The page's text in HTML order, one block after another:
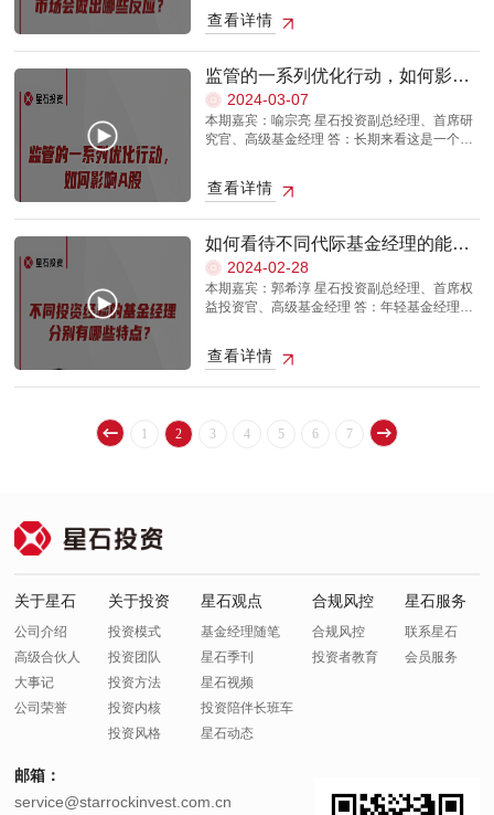
究去挖掘股票，做好应对。在新的经济复苏周
期中，顺周期的优质成长股会迎来第二轮更为
猛烈的修复，来自于基本面和估值共振的行
情，这种行情常常会更持续，也更利于优秀的
机构投资者做出超额收益。当下是股市波动加
剧的一个阶段，一方面是因为增量流动性涌
入，一方面是因为经济基本面并没有跟上，政
策还在陆续落地之中。在预期先行、基本面滞
性加大，这是合理现象。总的来说，这次政策
是一个比较大的转向，我们认为第二阶段的上
涨是大概率会出现的，这需要看到新的经济周
期启动，看到通胀的温和回升。本视频中的信
息、观点等均不构成对任何人的投资建议，也
不作为任何法律文件，市场有风险，投资需谨
慎。
概率将会迎来经济基本面修复推动的第二阶
段。经济复苏一旦实现，股市新的驱动力就形
成了，优质成长股有望迎来戴维斯双击的机
会。现在这些优质成长股的业绩表现还没有跟
上，等到业绩兑现，这些优质成长股的估值会
出现相应的降低，双击的空间也就打开了。本
视频中的信息、观点等均不构成对任何人的投
资建议，也不作为任何法律文件，市场有风
比会好一些。这类资产上涨可能需要等待一个
信号，比如春节假期里大家能感受到经济的一
出经济的好转，但这个信号可能还不够强。但
由于这些资产的成长溢价已经杀得差不多了，
我们认为这个位置上这些资产的收益风险比和
投资性价比是比较高的。 本视频中的信息、观
点等均不构成对任何人的投资建议，也不作为
美国经济的压力就越重。所以可以打这么一个
的降息幅度应该是一定的，所以如果美联储迟
迟不降息，那么未来的降息速度会很快。而如
果现在就降息的话，未来的降息速度可能就会
慢一点。但是累计降息的幅度其实是不变的，
只是降息的节奏会有所不同。对于目前的 A股
看国内宏观经济自身的情况。虽然美联储的货
币政策在一定程度上影响了国内货币政策调整
大。 本视频中的信息、观点等均不构成对任何
人的投资建议，也不作为任何法律文件，市场
有风险，投资需谨慎。
查看详情
监管的一系列优化行动，如何影响
A股？2024-03-07
本期嘉宾：喻宗亮 星石投资副总经理、首席研
究官、高级基金经理 答：长期来看这是一个比
看，A股还是一个以融资为主导的市场，特点就
多。上市定价比较高，意味着中小投资者不容
易赚到钱；如果出现增发，对于中小投资者而
言，他们的股份也是被摊薄的，所以投资体验
可能不是那么好。表现为股价是高波动的，但
是长期回报看起来却没那么高。从春节前监管
会从注重融资转为注重投资。过去的时候，我
们经济发展更加注重投资，那么现在是不是应
股价上涨稳定性增加后，投资者的收入会有一
些提升，也是能够拉动一些消费的，这也和我
查看详情
如何看待不同代际基金经理的能力
圈？2024-02-28
本期嘉宾：郭希淳 星石投资副总经理、首席权
益投资官、高级基金经理 答：年轻基金经理精
基金经理如果没有经历一个完整的牛熊周期考
样的一个情况，一些拥抱某些赛道、主题的基
金经理，在某一年的表现是非常突出的。但是
些比较好的机会，说明基金经理确实能够把握
产业变化方向。对于长期业绩比较出色的老基
比较中会有一些深刻的见解。所以我觉得理想
的情况是，有一个体系。既能够有源源不断的
新生力量去密切跟踪市场，又能够有具有长期
宝贵市场经验的基金经理来把握住大的产业变
动周期。同时，还要有一个好的机制将体系的
对任何人的投资建议，也不作为任何法律文
查看详情
1 2 3 4 5 6 7
关于星石
公司介绍
高级合伙人
大事记
公司荣誉
关于投资
投资模式
投资团队
投资方法
投资内核
投资风格
星石观点
基金经理随笔
星石季刊
星石视频
投资陪伴长班车
星石动态
合规风控
合规风控
投资者教育
星石服务
联系星石
会员服务
邮箱：
service@starrockinvest.com.cn